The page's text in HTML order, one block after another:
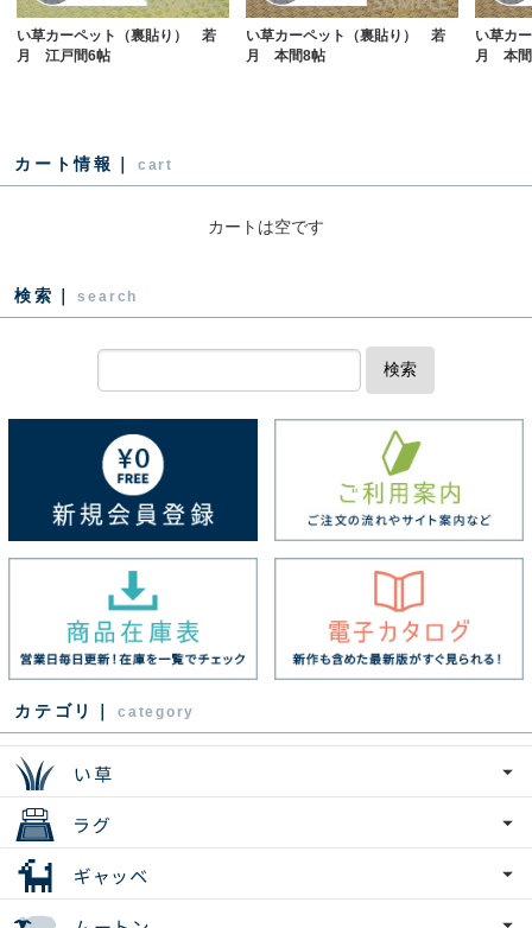
い草カーペット（裏貼り） 若
月 江戸間6帖
い草カーペット（裏貼り） 若
月 本間8帖
い草カ
月 本間
カート情報｜ cart
カートは空です
検索｜ search
検索
カテゴリ｜ category